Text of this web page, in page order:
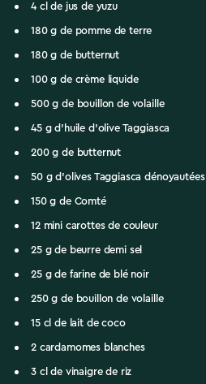
4 cl de jus de yuzu
180 g de pomme de terre
180 g de butternut
100 g de crème liquide
500 g de bouillon de volaille
45 g d’huile d’olive Taggiasca
200 g de butternut
50 g d’olives Taggiasca dénoyautées
150 g de Comté
12 mini carottes de couleur
25 g de beurre demi sel
25 g de farine de blé noir
250 g de bouillon de volaille
15 cl de lait de coco
2 cardamomes blanches
3 cl de vinaigre de riz